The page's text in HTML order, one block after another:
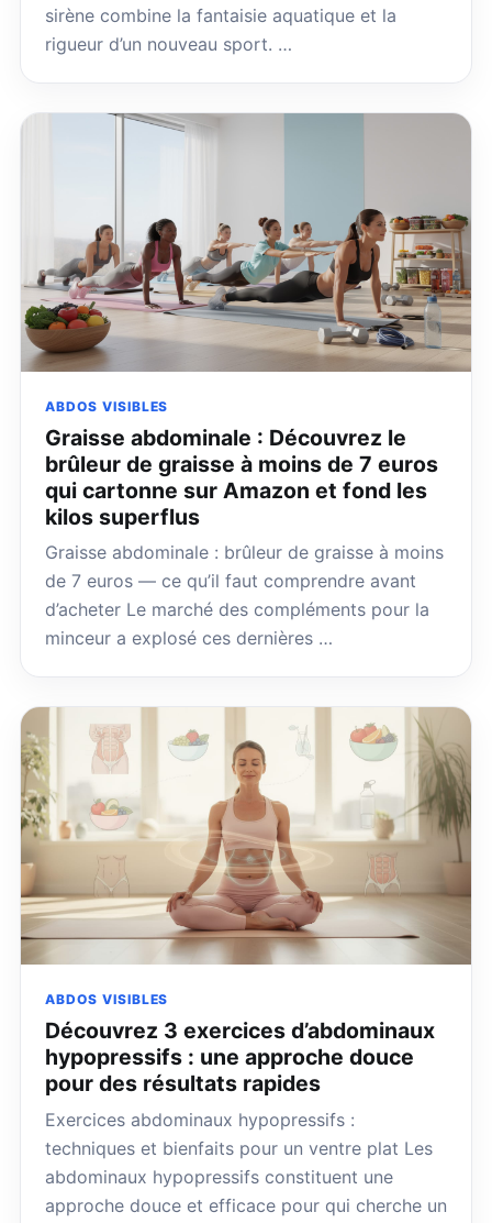
sirène combine la fantaisie aquatique et la
rigueur d’un nouveau sport. …
ABDOS VISIBLES
Graisse abdominale : Découvrez le
brûleur de graisse à moins de 7 euros
qui cartonne sur Amazon et fond les
kilos superflus
Graisse abdominale : brûleur de graisse à moins
de 7 euros — ce qu’il faut comprendre avant
d’acheter Le marché des compléments pour la
minceur a explosé ces dernières …
ABDOS VISIBLES
Découvrez 3 exercices d’abdominaux
hypopressifs : une approche douce
pour des résultats rapides
Exercices abdominaux hypopressifs :
techniques et bienfaits pour un ventre plat Les
abdominaux hypopressifs constituent une
approche douce et efficace pour qui cherche un